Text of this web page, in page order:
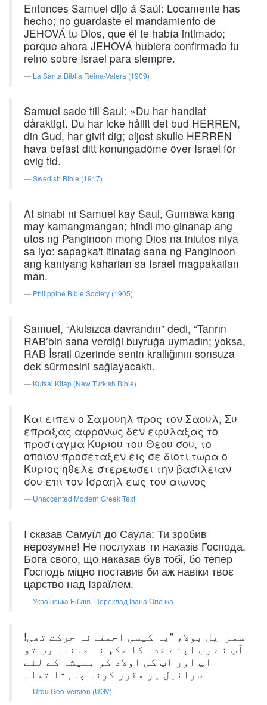
Entonces Samuel dijo á Saúl: Locamente has
hecho; no guardaste el mandamiento de
JEHOVÁ tu Dios, que él te había intimado;
porque ahora JEHOVÁ hubiera confirmado tu
reino sobre Israel para siempre.
La Santa Biblia Reina-Valera (1909)
Samuel sade till Saul: »Du har handlat
dåraktigt. Du har icke hållit det bud HERREN,
din Gud, har givit dig; eljest skulle HERREN
hava befäst ditt konungadöme över Israel för
evig tid.
Swedish Bible (1917)
At sinabi ni Samuel kay Saul, Gumawa kang
may kamangmangan; hindi mo ginanap ang
utos ng Panginoon mong Dios na iniutos niya
sa iyo: sapagka't itinatag sana ng Panginoon
ang kaniyang kaharian sa Israel magpakailan
man.
Philippine Bible Society (1905)
Samuel, “Akılsızca davrandın” dedi, “Tanrın
RAB’bin sana verdiği buyruğa uymadın; yoksa,
RAB İsrail üzerinde senin krallığının sonsuza
dek sürmesini sağlayacaktı.
Kutsal Kitap (New Turkish Bible)
Και ειπεν ο Σαμουηλ προς τον Σαουλ, Συ
επραξας αφρονως δεν εφυλαξας το
προσταγμα Κυριου του Θεου σου, το
οποιον προσεταξεν εις σε διοτι τωρα ο
Κυριος ηθελε στερεωσει την βασιλειαν
σου επι τον Ισραηλ εως του αιωνος
Unaccented Modern Greek Text
І сказав Самуїл до Саула: Ти зробив
нерозумне! Не послухав ти наказів Господа,
Бога свого, що наказав був тобі, бо тепер
Господь міцно поставив би аж навіки твоє
царство над Ізраїлем.
Українська Біблія. Переклад Івана Огієнка.
سموایل بولا، ”یہ کیسی احمقانہ حرکت تھی!
آپ نے رب اپنے خدا کا حکم نہ مانا۔ رب تو
آپ اور آپ کی اولاد کو ہمیشہ کے لئے
اسرائیل پر مقرر کرنا چاہتا تھا۔
Urdu Geo Version (UGV)